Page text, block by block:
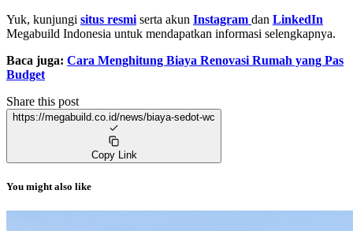
Yuk, kunjungi situs resmi serta akun Instagram dan LinkedIn
Megabuild Indonesia untuk mendapatkan informasi selengkapnya.
Baca juga: Cara Menghitung Biaya Renovasi Rumah yang Pas
Budget
Share this post
https://megabuild.co.id/news/biaya-sedot-wc
Copy Link
You might also like